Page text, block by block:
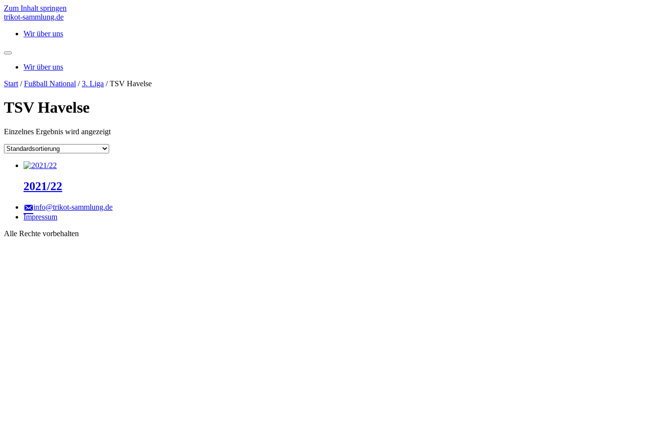
Zum Inhalt springen
trikot-sammlung.de
Wir über uns
Wir über uns
Start /Fußball National /3. Liga / TSV Havelse
TSV Havelse
Einzelnes Ergebnis wird angezeigt
2021/22
info@trikot-sammlung.de
Impressum
Alle Rechte vorbehalten